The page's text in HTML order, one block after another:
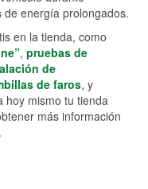
de energía prolongados.
en la tienda, como
, pruebas de
de
de faros, y
hoy mismo tu tienda
más información
.